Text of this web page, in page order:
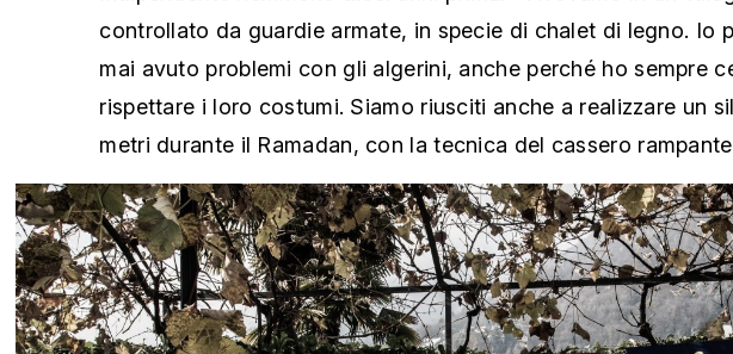
controllato da guardie armate, in specie di chalet di legno. Io
mai avuto problemi con gli algerini, anche perché ho sempre
rispettare i loro costumi. Siamo riusciti anche a realizzare un
metri durante il Ramadan, con la tecnica del cassero